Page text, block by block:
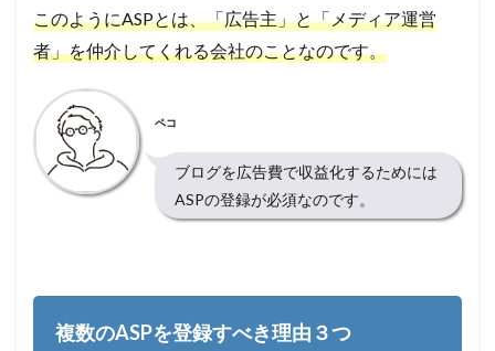
⑥BannerBrige(バ
ナーブリッジ)
3
最後
に:
全部
の
ASP
に登
う!!
このようにASPとは、「広告主」と「メディア運営
者」を仲介してくれる会社のことなのです。
ペコ
ブログを広告費で収益化するためには
ASPの登録が必須なのです。
複数のASPを登録すべき理由３つ